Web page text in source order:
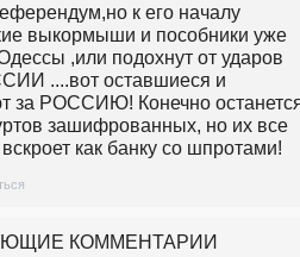
к его началу
выкормыши и пособники уже
,или подохнут от ударов
....вот оставшиеся и
за РОССИЮ! Конечно
зашифрованных, но их все
как банку со шпротами!
КОММЕНТАРИИ